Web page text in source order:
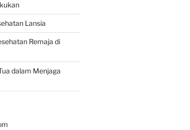
Lansia
Remaja di
dalam Menjaga